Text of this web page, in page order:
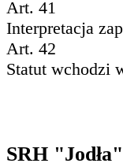
Art. 41
Interpretacja
Art. 42
Statut wchodzi
SRH